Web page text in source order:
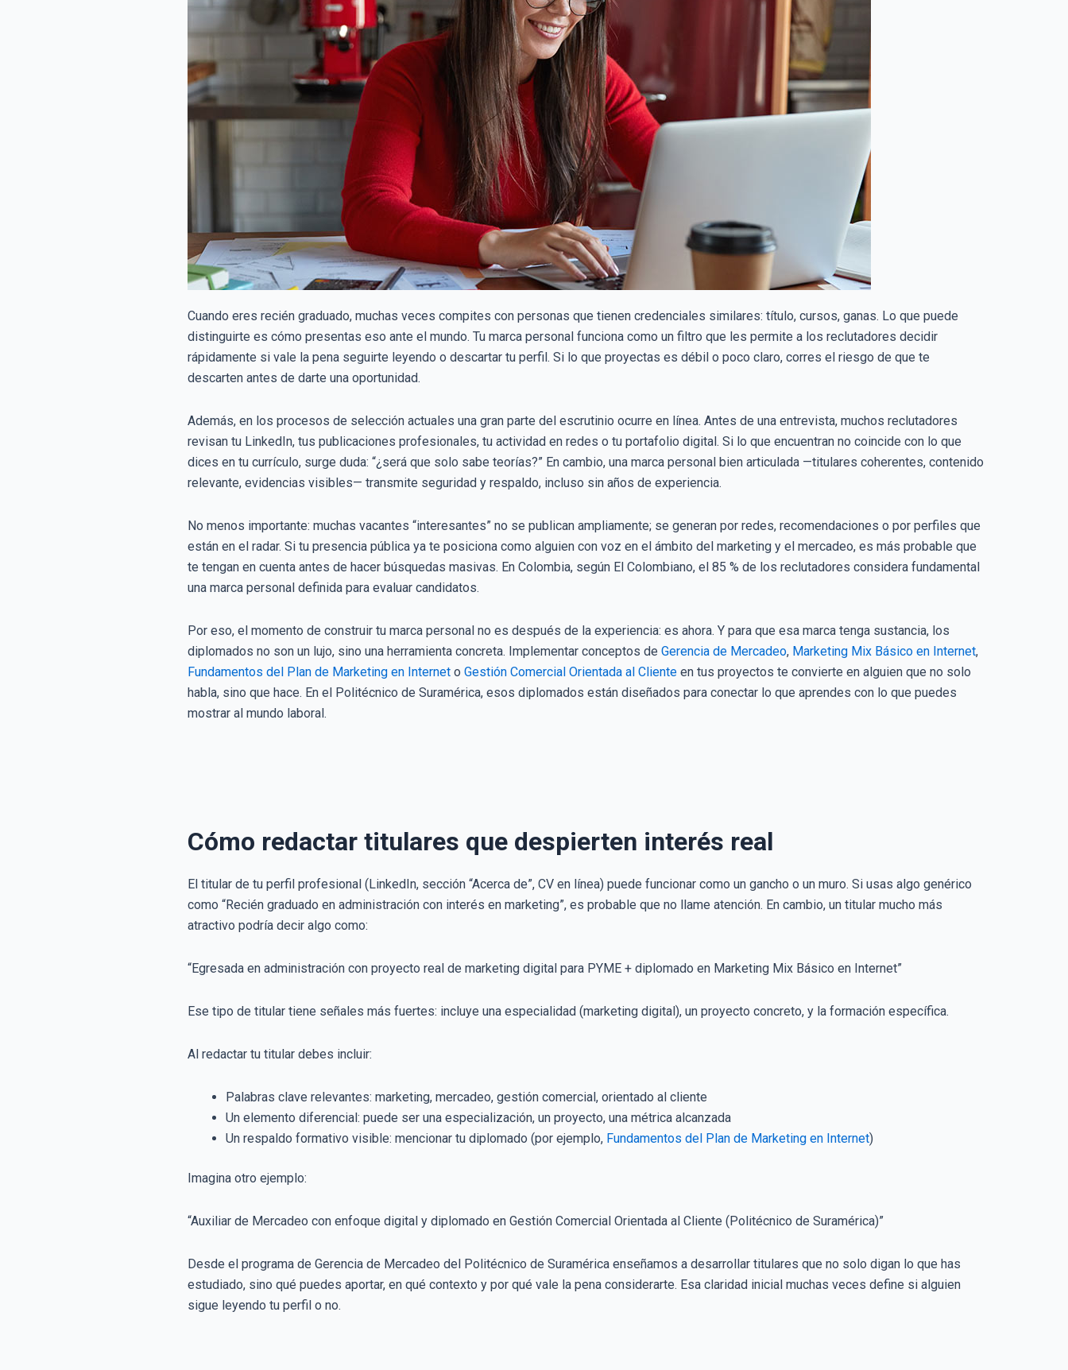
Cuando eres recién graduado, muchas veces compites con personas que tienen credenciales similares: título, cursos, ganas. Lo que puede
distinguirte es cómo presentas eso ante el mundo. Tu marca personal funciona como un filtro que les permite a los reclutadores decidir
rápidamente si vale la pena seguirte leyendo o descartar tu perfil. Si lo que proyectas es débil o poco claro, corres el riesgo de que te
descarten antes de darte una oportunidad.
Además, en los procesos de selección actuales una gran parte del escrutinio ocurre en línea. Antes de una entrevista, muchos reclutadores
revisan tu LinkedIn, tus publicaciones profesionales, tu actividad en redes o tu portafolio digital. Si lo que encuentran no coincide con lo que
dices en tu currículo, surge duda: “¿será que solo sabe teorías?” En cambio, una marca personal bien articulada —titulares coherentes, contenido
relevante, evidencias visibles— transmite seguridad y respaldo, incluso sin años de experiencia.
No menos importante: muchas vacantes “interesantes” no se publican ampliamente; se generan por redes, recomendaciones o por perfiles que
están en el radar. Si tu presencia pública ya te posiciona como alguien con voz en el ámbito del marketing y el mercadeo, es más probable que
te tengan en cuenta antes de hacer búsquedas masivas. En Colombia, según El Colombiano, el 85 % de los reclutadores considera fundamental
una marca personal definida para evaluar candidatos.
Por eso, el momento de construir tu marca personal no es después de la experiencia: es ahora. Y para que esa marca tenga sustancia, los
diplomados no son un lujo, sino una herramienta concreta. Implementar conceptos de Gerencia de Mercadeo, Marketing Mix Básico en Internet,
Fundamentos del Plan de Marketing en Internet o Gestión Comercial Orientada al Cliente en tus proyectos te convierte en alguien que no solo
habla, sino que hace. En el Politécnico de Suramérica, esos diplomados están diseñados para conectar lo que aprendes con lo que puedes
mostrar al mundo laboral.
Cómo redactar titulares que despierten interés real
El titular de tu perfil profesional (LinkedIn, sección “Acerca de”, CV en línea) puede funcionar como un gancho o un muro. Si usas algo genérico
como “Recién graduado en administración con interés en marketing”, es probable que no llame atención. En cambio, un titular mucho más
atractivo podría decir algo como:
“Egresada en administración con proyecto real de marketing digital para PYME + diplomado en Marketing Mix Básico en Internet”
Ese tipo de titular tiene señales más fuertes: incluye una especialidad (marketing digital), un proyecto concreto, y la formación específica.
Al redactar tu titular debes incluir:
Palabras clave relevantes: marketing, mercadeo, gestión comercial, orientado al cliente
Un elemento diferencial: puede ser una especialización, un proyecto, una métrica alcanzada
Un respaldo formativo visible: mencionar tu diplomado (por ejemplo, Fundamentos del Plan de Marketing en Internet)
Imagina otro ejemplo:
“Auxiliar de Mercadeo con enfoque digital y diplomado en Gestión Comercial Orientada al Cliente (Politécnico de Suramérica)”
Desde el programa de Gerencia de Mercadeo del Politécnico de Suramérica enseñamos a desarrollar titulares que no solo digan lo que has
estudiado, sino qué puedes aportar, en qué contexto y por qué vale la pena considerarte. Esa claridad inicial muchas veces define si alguien
sigue leyendo tu perfil o no.